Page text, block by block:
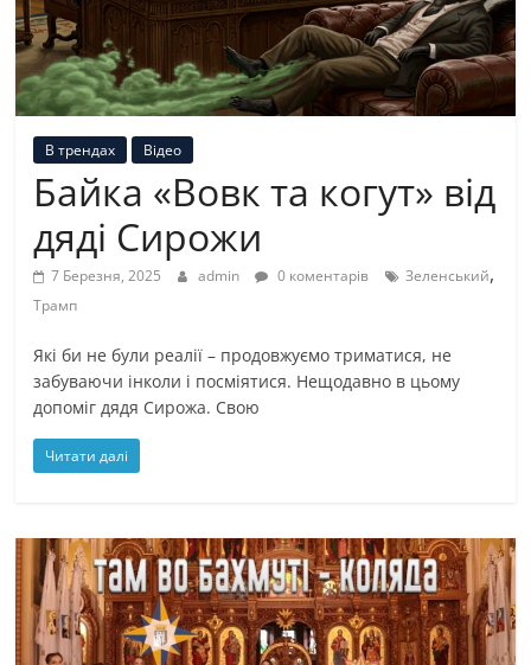
В трендах Відео
Байка «Вовк та когут» від
дяді Сирожи
7 Березня, 2025 admin 0 коментарів Зеленський,
Трамп
Які би не були реалії – продовжуємо триматися, не
забуваючи інколи і посміятися. Нещодавно в цьому
допоміг дядя Сирожа. Свою
Читати далі